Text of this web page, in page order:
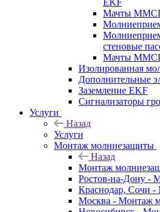
EKF
Мачты
стеновые
Мачты
Изолированная
Дополнительные
Заземление EKF
Сигнализаторы
Услуги
Назад
Услуги
Монтаж молниезащиты
Назад
Монтаж
Ростов-на-Дону -
Краснодар, Сочи
Москва - Монтаж